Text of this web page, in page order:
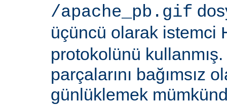
/apache_pb.gif
üçüncü olarak istemci
protokolünü kullanmış.
parçalarını bağımsız
günlüklemek